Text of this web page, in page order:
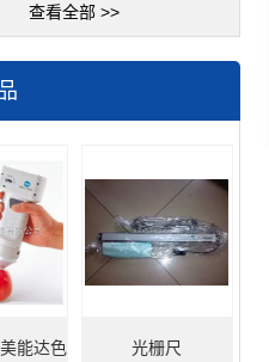
查看全部 >>
能达色 光栅尺